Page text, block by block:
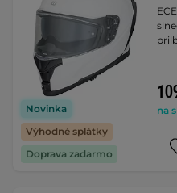
Novinka
Výhodné splátky
Doprava zadarmo
na